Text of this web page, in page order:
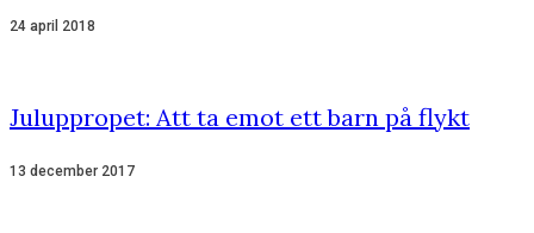
24 april 2018
Juluppropet: Att ta emot ett barn på flykt
13 december 2017